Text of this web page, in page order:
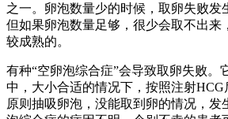
之一。卵泡数量少的时候，取卵失败发
但如果卵泡数量足够，很少会取不出来
较成熟的。
有种“空卵泡综合症”会导致取卵失败。
中，大小合适的情况下，按照注射HCG
原则抽吸卵泡，没能取到卵的情况，发